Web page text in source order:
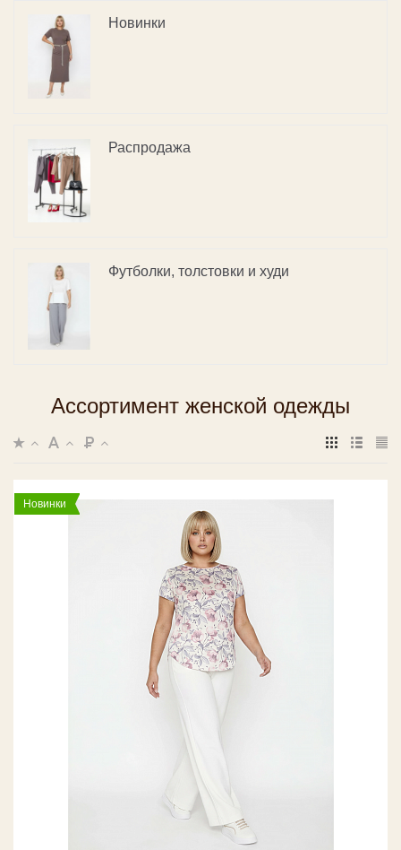
Новинки
Распродажа
Футболки, толстовки и худи
Ассортимент женской одежды
Новинки